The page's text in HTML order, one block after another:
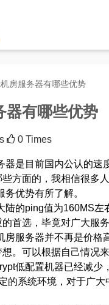
房服务器有哪些优势
器有哪些优势
0 Times
器是目前国内公认的速
方面的，我相信很多
优势有所了解。
的ping值为160MS左
首选，毕竟对广大服
服务器并不再是价格
。可以根据自己情况
低配置机器已经减少
的系统环境，对于广